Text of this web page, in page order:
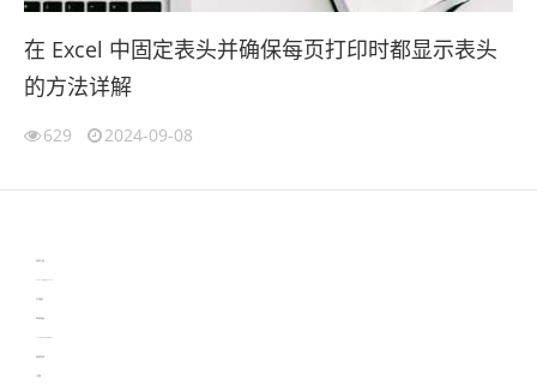
在 Excel 中固定表头并确保每页打印时都显示表头
的方法详解
629 2024-09-08